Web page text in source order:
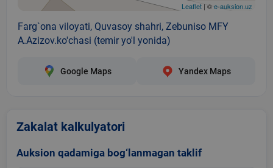
Leaflet | ©e-auksion.uz
Farg`ona viloyati, Quvasoy shahri, Zebuniso MFY
A.Azizov.ko'chasi (temir yo'l yonida)
Google Maps Yandex Maps
Zakalat kalkulyatori
Auksion qadamiga bog‘lanmagan taklif